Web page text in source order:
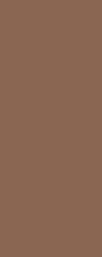
niteliğine dair